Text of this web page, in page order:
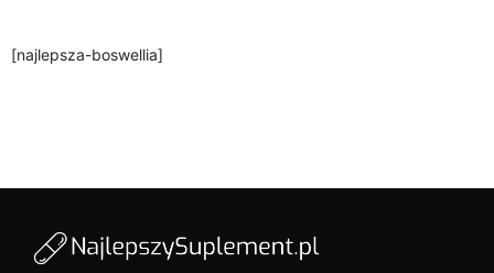
[najlepsza-boswellia]